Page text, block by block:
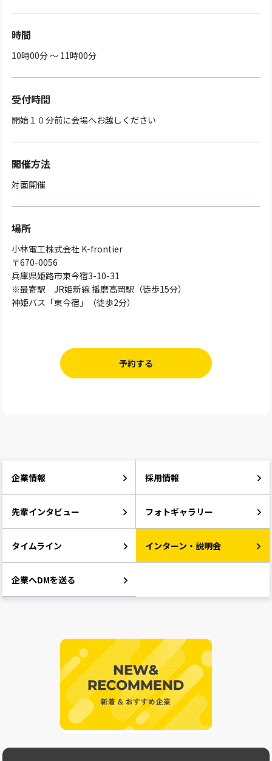
時間
10時00分 ～ 11時00分
受付時間
開始１０分前に会場へお越しください
開催方法
対面開催
場所
小林電工株式会社 K-frontier
〒670-0056
兵庫県姫路市東今宿3-10-31
※最寄駅 JR姫新線 播磨高岡駅（徒歩15分）
神姫バス「東今宿」（徒歩2分）
予約する
企業情報 採用情報
先輩インタビュー フォトギャラリー
タイムライン インターン・説明会
企業へDMを送る